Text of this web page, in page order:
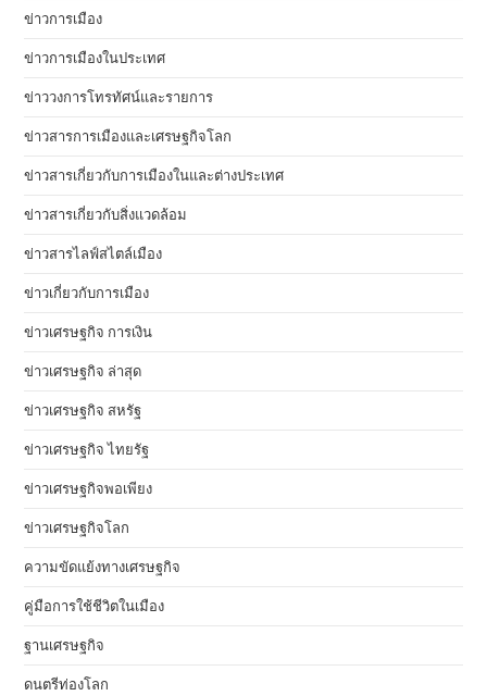
ข่าวการเมือง
ข่าวการเมืองในประเทศ
ข่าววงการโทรทัศน์และรายการ
ข่าวสารการเมืองและเศรษฐกิจโลก
ข่าวสารเกี่ยวกับการเมืองในและต่างประเทศ
ข่าวสารเกี่ยวกับสิ่งแวดล้อม
ข่าวสารไลฟ์สไตล์เมือง
ข่าวเกี่ยวกับการเมือง
ข่าวเศรษฐกิจ การเงิน
ข่าวเศรษฐกิจ ล่าสุด
ข่าวเศรษฐกิจ สหรัฐ
ข่าวเศรษฐกิจ ไทยรัฐ
ข่าวเศรษฐกิจพอเพียง
ข่าวเศรษฐกิจโลก
ความขัดแย้งทางเศรษฐกิจ
คู่มือการใช้ชีวิตในเมือง
ฐานเศรษฐกิจ
ดนตรีท่องโลก